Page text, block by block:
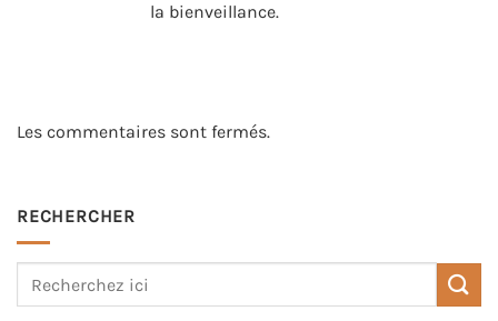
la bienveillance.
Les commentaires sont fermés.
RECHERCHER